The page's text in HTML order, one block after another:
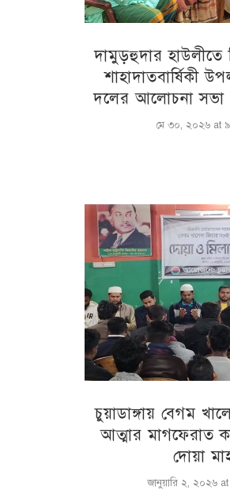
দামুড়হুদার হাউলীতে
শাহাদাতবার্ষিকী
দলের আলোচনা সভা
মে ৩০, ২০২৬ at
চুয়াডাঙ্গায় বেগম
আত্মার মাগফেরাত
দোয়া
জানুয়ারি ২, ২০২৬